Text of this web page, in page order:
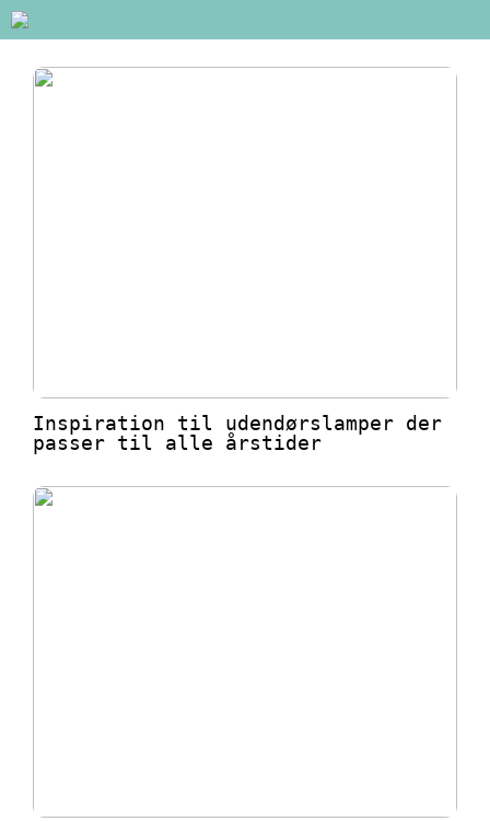
Inspiration til udendørslamper der
passer til alle årstider